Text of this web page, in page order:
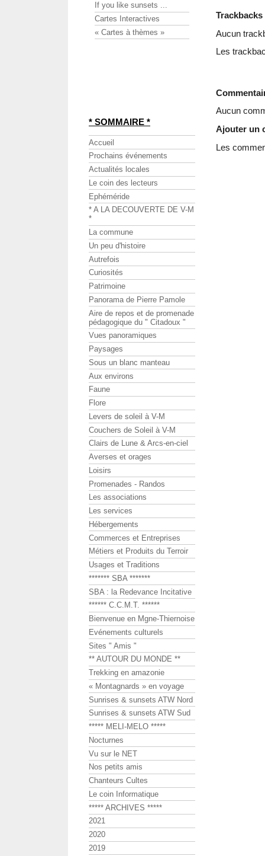
Trackbacks
Aucun
Les
Aucun
Ajouter un
Les
If you like sunsets ...
Cartes Interactives
« Cartes à thèmes »
* SOMMAIRE *
Accueil
Prochains événements
Actualités locales
Le coin des lecteurs
Ephéméride
* A LA DECOUVERTE DE V-M
*
La commune
Un peu d'histoire
Autrefois
Curiosités
Patrimoine
Panorama de Pierre Pamole
Aire de repos et de promenade
pédagogique du " Citadoux "
Vues panoramiques
Paysages
Sous un blanc manteau
Aux environs
Faune
Flore
Levers de soleil à V-M
Couchers de Soleil à V-M
Clairs de Lune & Arcs-en-ciel
Averses et orages
Loisirs
Promenades - Randos
Les associations
Les services
Hébergements
Commerces et Entreprises
Métiers et Produits du Terroir
Usages et Traditions
******* SBA *******
SBA : la Redevance Incitative
****** C.C.M.T. ******
Bienvenue en Mgne-Thiernoise
Evénements culturels
Sites " Amis "
** AUTOUR DU MONDE **
Trekking en amazonie
« Montagnards » en voyage
Sunrises & sunsets ATW Nord
Sunrises & sunsets ATW Sud
***** MELI-MELO *****
Nocturnes
Vu sur le NET
Nos petits amis
Chanteurs Cultes
Le coin Informatique
***** ARCHIVES *****
2021
2020
2019